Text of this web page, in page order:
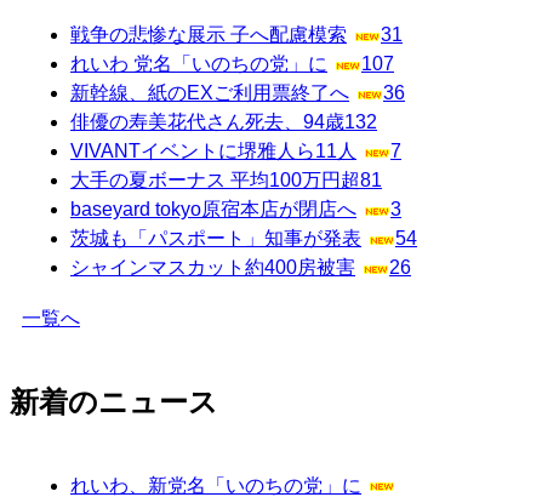
戦争の悲惨な展示 子へ配慮模索
31
れいわ 党名「いのちの党」に
107
新幹線、紙のEXご利用票終了へ
36
俳優の寿美花代さん死去、94歳132
VIVANTイベントに堺雅人ら11人
7
大手の夏ボーナス 平均100万円超81
baseyard tokyo原宿本店が閉店へ
3
茨城も「パスポート」知事が発表
54
シャインマスカット約400房被害
26
一覧へ
新着のニュース
れいわ、新党名「いのちの党」に